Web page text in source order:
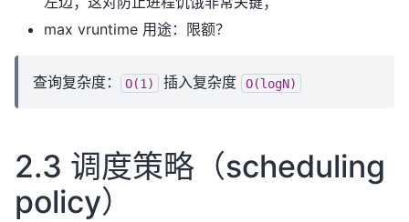
max vruntime 用途：限额？
查询复杂度： O(1) 插入复杂度 O(logN)
2.3 调度策略（scheduling
policy）